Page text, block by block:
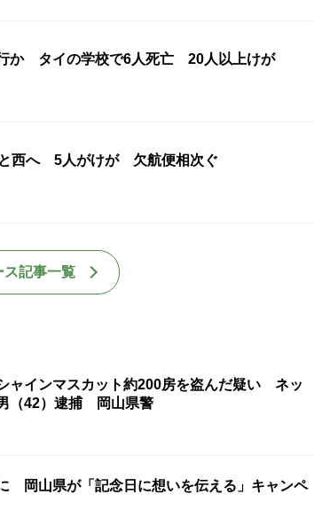
か タイの学校で6人死亡 20人以上けが
西へ 5人がけが 欠航便相次ぐ
ス記事一覧
ャインマスカット約200房を盗んだ疑い ネッ
（42）逮捕 岡山県警
岡山県が「記念日に想いを伝える」キャンペ